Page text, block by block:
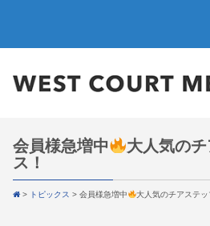
会員様急増中
大人気の
ス！
> トピックス > 会員様急増中 大人気のチアステッ